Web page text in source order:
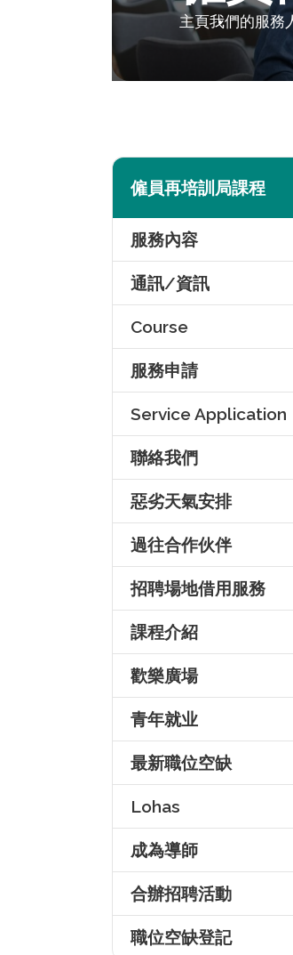
主頁我們的服務
僱員再培訓局課程
服務內容
通訊/資訊
Course
服務申請
Service Application
聯絡我們
惡劣天氣安排
過往合作伙伴
招聘場地借用服務
課程介紹
歡樂廣場
青年就业
最新職位空缺
Lohas
成為導師
合辦招聘活動
職位空缺登記